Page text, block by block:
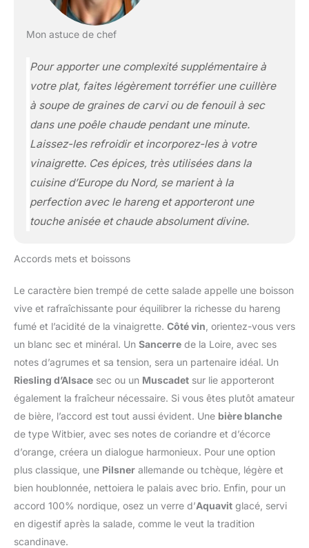
Mon astuce de chef
Pour apporter une complexité supplémentaire à
votre plat, faites légèrement torréfier une cuillère
à soupe de graines de carvi ou de fenouil à sec
dans une poêle chaude pendant une minute.
Laissez-les refroidir et incorporez-les à votre
vinaigrette. Ces épices, très utilisées dans la
cuisine d’Europe du Nord, se marient à la
perfection avec le hareng et apporteront une
touche anisée et chaude absolument divine.
Accords mets et boissons
Le caractère bien trempé de cette salade appelle une boisson
vive et rafraîchissante pour équilibrer la richesse du hareng
fumé et l’acidité de la vinaigrette. Côté vin , orientez-vous vers
un blanc sec et minéral. Un Sancerre de la Loire, avec ses
notes d’agrumes et sa tension, sera un partenaire idéal. Un
Riesling d’Alsace sec ou un Muscadet sur lie apporteront
également la fraîcheur nécessaire. Si vous êtes plutôt amateur
de bière, l’accord est tout aussi évident. Une bière blanche
de type Witbier, avec ses notes de coriandre et d’écorce
d’orange, créera un dialogue harmonieux. Pour une option
plus classique, une Pilsner allemande ou tchèque, légère et
bien houblonnée, nettoiera le palais avec brio. Enfin, pour un
accord 100% nordique, osez un verre d’Aquavit glacé, servi
en digestif après la salade, comme le veut la tradition
scandinave.